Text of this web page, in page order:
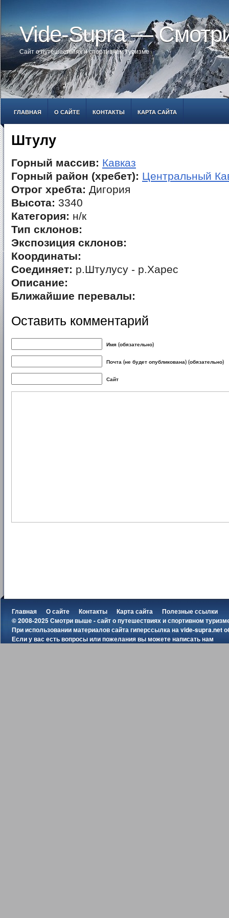
Vide-Supra —
Сайт о путешествиях и спортивном туризме
ГЛАВНАЯ О САЙТЕ КОНТАКТЫ КАРТА САЙТА
Штулу
Горный массив: Кавказ
Горный район (хребет): Центральный
Отрог хребта: Дигория
Высота: 3340
Категория: н/к
Тип склонов:
Экспозиция склонов:
Координаты:
Соединяет: р.Штулусу - р.Харес
Описание:
Ближайшие перевалы:
Оставить комментарий
Имя (обязательно)
Почта (не будет опубликована) (обязательно)
Сайт
Главная О сайте Контакты Карта сайта
Полезные ссылки
© 2008-2025 Смотри выше - сайт о путешествиях и спортивном
При использовании материалов сайта гиперссылка наvide-supra.net
Если у вас есть вопросы или пожелания вы можетенаписать нам